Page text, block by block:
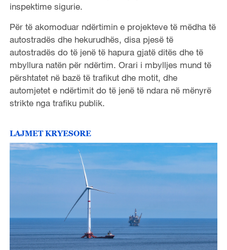
inspektime sigurie.
Për të akomoduar ndërtimin e projekteve të mëdha të
autostradës dhe hekurudhës, disa pjesë të
autostradës do të jenë të hapura gjatë ditës dhe të
mbyllura natën për ndërtim. Orari i mbylljes mund të
përshtatet në bazë të trafikut dhe motit, dhe
automjetet e ndërtimit do të jenë të ndara në mënyrë
strikte nga trafiku publik.
LAJMET KRYESORE